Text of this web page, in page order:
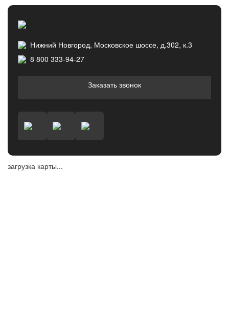
Нижний Новгород, Московское шоссе, д.302, к.3
8 800 333-94-27
Заказать звонок
загрузка карты...